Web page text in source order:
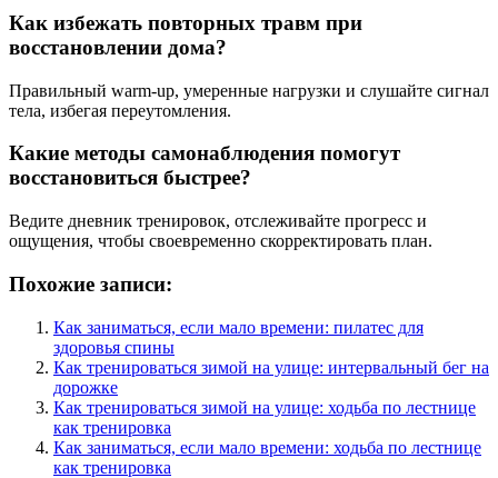
Как избежать повторных травм при
восстановлении дома?
Правильный warm-up, умеренные нагрузки и слушайте сигнал
тела, избегая переутомления.
Какие методы самонаблюдения помогут
восстановиться быстрее?
Ведите дневник тренировок, отслеживайте прогресс и
ощущения, чтобы своевременно скорректировать план.
Похожие записи:
Как заниматься, если мало времени: пилатес для
здоровья спины
Как тренироваться зимой на улице: интервальный бег на
дорожке
Как тренироваться зимой на улице: ходьба по лестнице
как тренировка
Как заниматься, если мало времени: ходьба по лестнице
как тренировка